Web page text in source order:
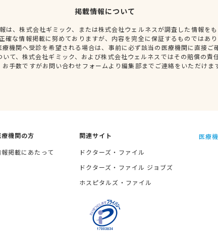
掲載情報について
は、株式会社ギミック、または株式会社ウェルネスが調査した情報を
確な情報掲載に努めておりますが、内容を完全に保証するものではあ
機関へ受診を希望される場合は、事前に必ず該当の医療機関に直接ご
て、株式会社ギミック、および株式会社ウェルネスではその賠償の責
手数ですがお問い合わせフォームより編集部までご連絡をいただけま
療機関の方
報掲載にあたって
関連サイト
ドクターズ・ファイル
ドクターズ・ファイル ジョブズ
ホスピタルズ・ファイル
医療